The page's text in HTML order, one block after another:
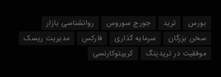
بورس ترید جورج سوروس
روانشناسی بازار
سخن بزرگان
سرمایه گذاری فارکس
مدیریت ریسک
موفقیت در تریدینگ
کریپتوکارنسی